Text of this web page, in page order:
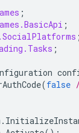
;
;
;
;
(false
.